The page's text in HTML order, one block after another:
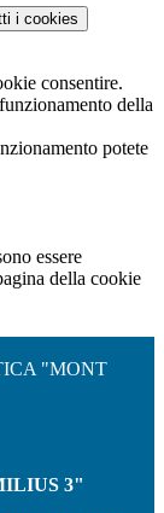
i cookies
consentire.
della
potete
essere
della cookie
"MONT
3"